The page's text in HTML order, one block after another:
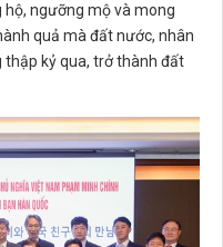
hộ, ngưỡng mộ và mong
quả mà đất nước, nhân
kỷ qua, trở thành đất